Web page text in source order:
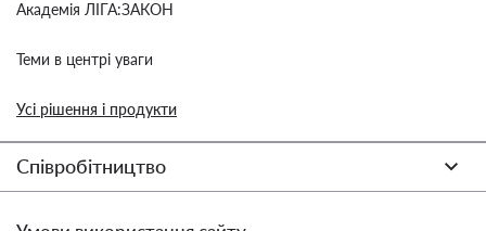
Академія ЛІГА:ЗАКОН
Теми в центрі уваги
Усі рішення і продукти
Співробітництво